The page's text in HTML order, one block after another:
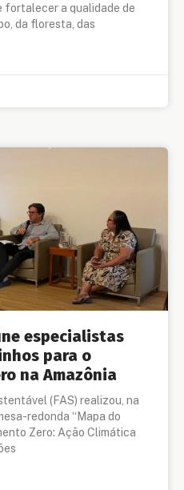
fortalecer a qualidade de
da floresta, das
especialistas
para o
na Amazônia
(FAS) realizou, na
redonda “Mapa do
Zero: Ação Climática